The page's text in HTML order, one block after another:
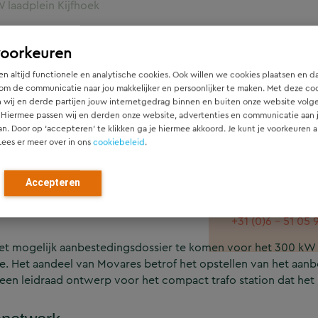
altijd functionele en analytische cookies. Ook willen we cookies plaatsen en
de communicatie naar jou makkelijker en persoonlijker te maken. Met deze
wij en derde partijen jouw internetgedrag binnen en buiten onze website
passen wij en derden onze website, advertenties en communicatie aan
Door op ‘accepteren’ te klikken ga je hiermee akkoord. Je kunt je voorkeuren
er meer over in onscookiebeleid.
Accepteren
laadplein Kijfhoek
voor de elektrische truck van
Kijfhoek uit te bouwen tot een volwaardig
300 kW. De focus ligt hierbij op het laden
elektrische krollen. De energievoorziening
ring.
+31 (0)6 - 51 05
mogelijk aanbestedingsdossier te komen voor het 300
aandeel van Movares betrof het opstellen van het
een leidraad ontwerp voor het compact trafo station dat